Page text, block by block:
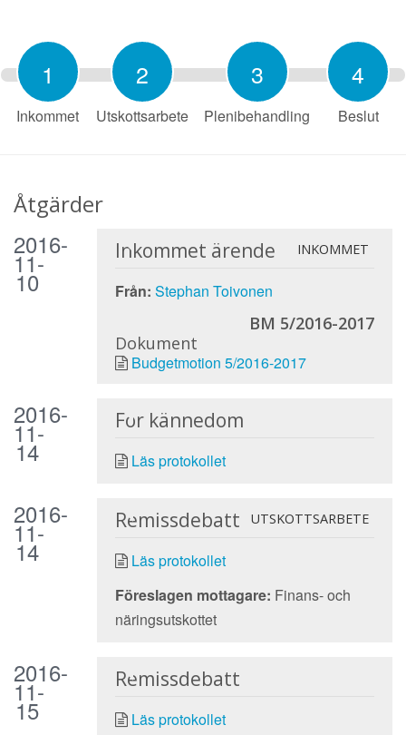
1
Inkommet
2
Utskottsarbete
3
Plenibehandling
4
Beslut
Åtgärder
2016-
11-
10
Inkommet ärende INKOMMET
Från: Stephan Toivonen
BM 5/2016-2017
Dokument
Budgetmotion 5/2016-2017
2016-
11-
14
För kännedom
Läs protokollet
2016-
11-
14
Remissdebatt UTSKOTTSARBETE
Läs protokollet
Föreslagen mottagare: Finans- och
näringsutskottet
2016-
11-
15
Remissdebatt
Läs protokollet